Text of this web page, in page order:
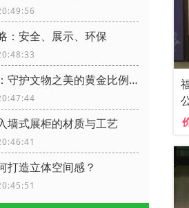
：安全、展示、环保
博物馆展柜尺寸揭秘：守护文物之美的黄金比例！
墙式展柜的材质与工艺
打造立体空间感？